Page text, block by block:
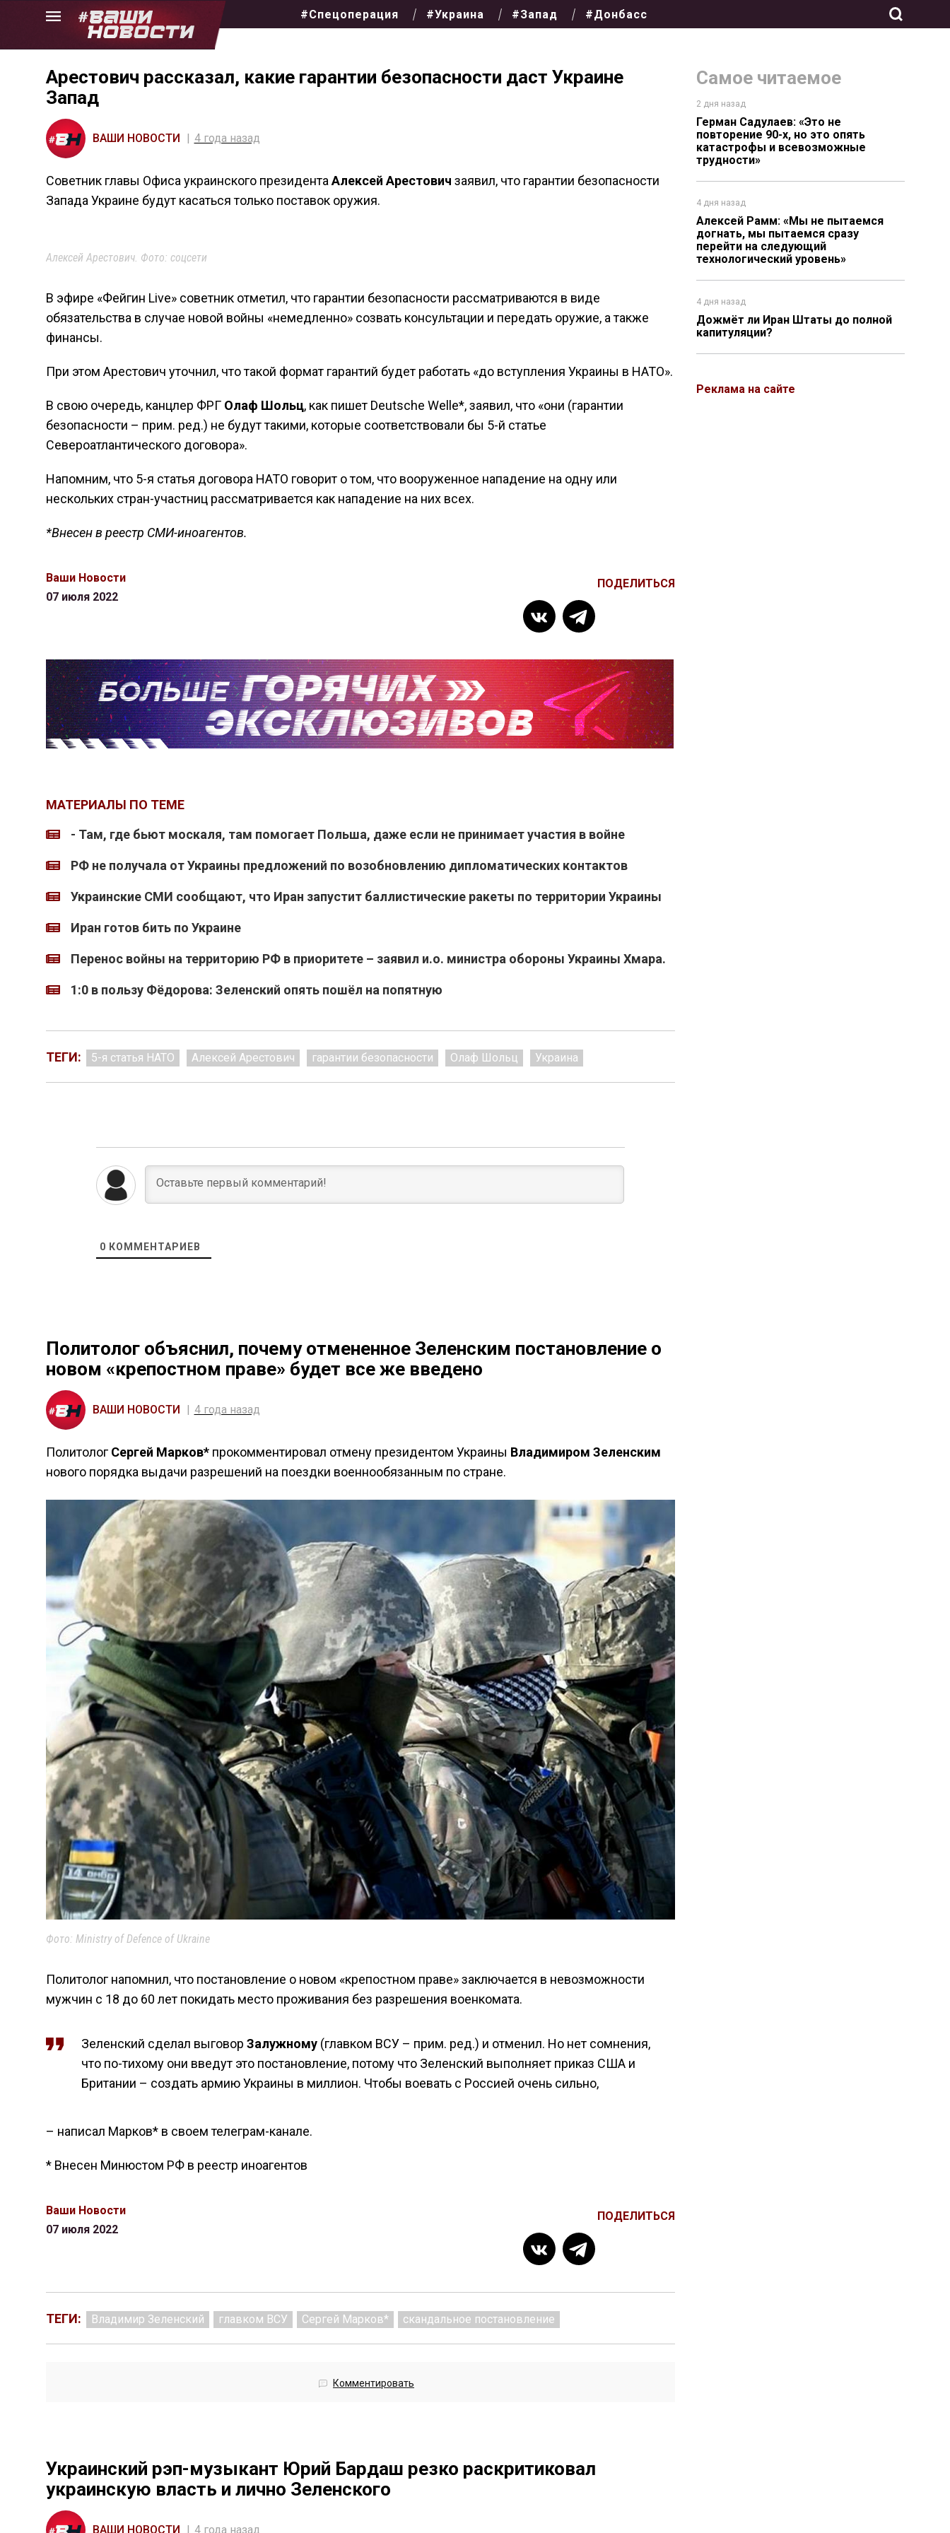
Skip
#Спецоперация #Украина #Запад #Донбасс
Самое читаемое
2 дня назад
Герман Садулаев: «Это не
повторение 90-х, но это опять
катастрофы и всевозможные
трудности»
4 дня назад
Алексей Рамм: «Мы не пытаемся
догнать, мы пытаемся сразу
перейти на следующий
технологический уровень»
4 дня назад
Дожмёт ли Иран Штаты до полной
капитуляции?
Реклама на сайте
Арестович рассказал, какие гарантии безопасности даст Украине
Запад
ВАШИ НОВОСТИ 4 года назад
Советник главы Офиса украинского президента Алексей Арестович заявил, что гарантии безопасности
Запада Украине будут касаться только поставок оружия.
Алексей Арестович. Фото: соцсети
В эфире «Фейгин Live» советник отметил, что гарантии безопасности рассматриваются в виде
обязательства в случае новой войны «немедленно» созвать консультации и передать оружие, а также
финансы.
При этом Арестович уточнил, что такой формат гарантий будет работать «до вступления Украины в НАТО».
В свою очередь, канцлер ФРГ Олаф Шольц, как пишет Deutsche Welle*, заявил, что «они (гарантии
безопасности – прим. ред.) не будут такими, которые соответствовали бы 5-й статье
Североатлантического договора».
Напомним, что 5-я статья договора НАТО говорит о том, что вооруженное нападение на одну или
нескольких стран-участниц рассматривается как нападение на них всех.
*Внесен в реестр СМИ-иноагентов.
Ваши Новости
07 июля 2022
ПОДЕЛИТЬСЯ
МАТЕРИАЛЫ ПО ТЕМЕ
- Там, где бьют москаля, там помогает Польша, даже если не принимает участия в войне
РФ не получала от Украины предложений по возобновлению дипломатических контактов
Украинские СМИ сообщают, что Иран запустит баллистические ракеты по территории Украины
Иран готов бить по Украине
Перенос войны на территорию РФ в приоритете – заявил и.о. министра обороны Украины Хмара.
1:0 в пользу Фёдорова: Зеленский опять пошёл на попятную
ТЕГИ: 5-я статья НАТО Алексей Арестович гарантии безопасности Олаф Шольц Украина
0 КОММЕНТАРИЕВ
Политолог объяснил, почему отмененное Зеленским постановление о
новом «крепостном праве» будет все же введено
ВАШИ НОВОСТИ 4 года назад
Политолог Сергей Марков*прокомментировал отмену президентом Украины Владимиром Зеленским
нового порядка выдачи разрешений на поездки военнообязанным по стране.
Фото: Ministry of Defence of Ukraine
Политолог напомнил, что постановление о новом «крепостном праве» заключается в невозможности
мужчин с 18 до 60 лет покидать место проживания без разрешения военкомата.
Зеленский сделал выговор Залужному (главком ВСУ – прим. ред.) и отменил. Но нет сомнения,
что по-тихому они введут это постановление, потому что Зеленский выполняет приказ США и
Британии – создать армию Украины в миллион. Чтобы воевать с Россией очень сильно,
– написал Марков* в своем телеграм-канале.
* Внесен Минюстом РФ в реестр иноагентов
Ваши Новости
07 июля 2022
ПОДЕЛИТЬСЯ
ТЕГИ: Владимир Зеленский главком ВСУ Сергей Марков* скандальное постановление
Комментировать
Украинский рэп-музыкант Юрий Бардаш резко раскритиковал
украинскую власть и лично Зеленского
ВАШИ НОВОСТИ 4 года назад